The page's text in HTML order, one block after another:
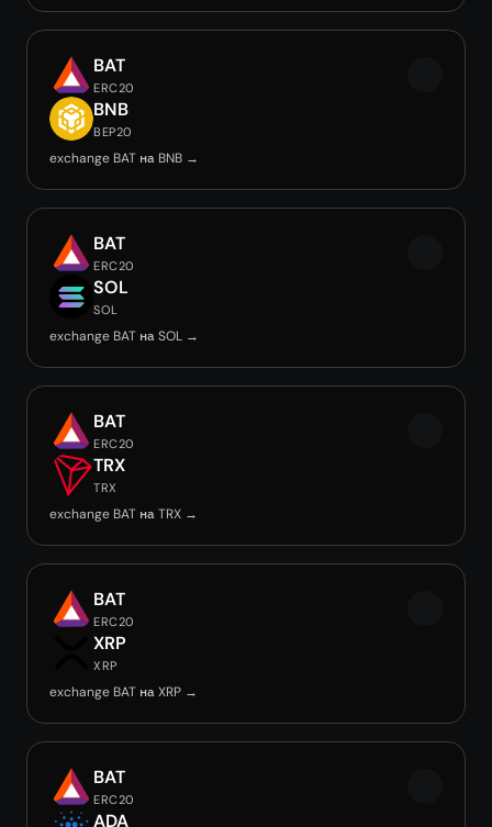
BAT
ERC20
BNB
BEP20
exchange BAT на BNB →
BAT
ERC20
SOL
SOL
exchange BAT на SOL →
BAT
ERC20
TRX
TRX
exchange BAT на TRX →
BAT
ERC20
XRP
XRP
exchange BAT на XRP →
BAT
ERC20
ADA